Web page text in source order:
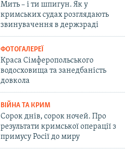
Мить – і ти шпигун. Як у
кримських судах розглядають
звинувачення в держзраді
ФОТОГАЛЕРЕЇ
Краса Сімферопольського
водосховища та занедбаність
довкола
ВІЙНА ТА КРИМ
Сорок днів, сорок ночей. Про
результати кримської операції з
примусу Росії до миру